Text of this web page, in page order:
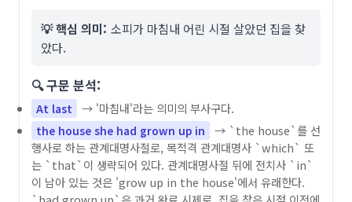
💡 핵심 의미: 소피가 마침내 어린 시절 살았던 집을 찾
았다.
🔍 구문 분석:
At last → '마침내'라는 의미의 부사구다.
the house she had grown up in
→ `the house`를 선
행사로 하는 관계대명사절로, 목적격 관계대명사 `which` 또
는 `that`이 생략되어 있다. 관계대명사절 뒤에 전치사 `in`
이 남아 있는 것은 'grow up in the house'에서 유래한다.